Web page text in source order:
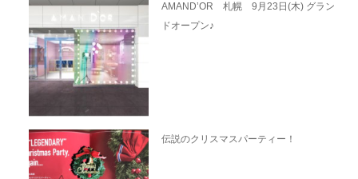
AMAND’OR 札幌 9月23日(木) グラン
ドオープン♪
伝説のクリスマスパーティー！